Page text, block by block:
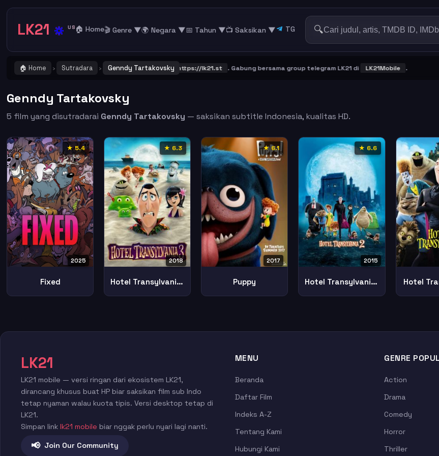
LK21 🔅 US 🏠 Home🎬 Genre ▼🌍 Negara ▼📅 Tahun ▼📺 Saksikan ▼ TG 🔍
🏠 Home › Sutradara › Genndy Tartakovsky
PENTING ! Catat dan Bookmark alamat URL LK21 https://lk21.st . Gabung bersama group telegram LK21 di LK21Mobile .
Genndy Tartakovsky
5 film yang disutradarai Genndy Tartakovsky — saksikan subtitle Indonesia, kualitas HD.
★ 5.4
2025
Fixed
★ 6.3
2018
Hotel Transylvania 3 Summer Vacation
★ 6.1
2017
Puppy
★ 6.6
2015
Hotel Transylvania 2 Hotel
LK21
LK21 mobile — versi ringan dari ekosistem LK21,
dirancang khusus buat HP biar saksikan film sub Indo
tetap nyaman walau kuota tipis. Versi desktop tetap di
LK21.
Simpan link lk21 mobile biar nggak perlu nyari lagi nanti.
📢 Join Our Community
MENU
Beranda
Daftar Film
Indeks A-Z
Tentang Kami
Hubungi Kami
GENRE
Action
Drama
Comedy
Horror
Thriller